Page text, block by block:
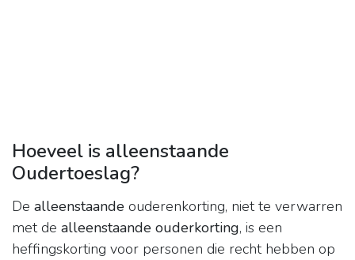
Hoeveel is alleenstaande
Oudertoeslag?
De alleenstaande ouderenkorting, niet te verwarren
met de alleenstaande ouderkorting, is een
heffingskorting voor personen die recht hebben op